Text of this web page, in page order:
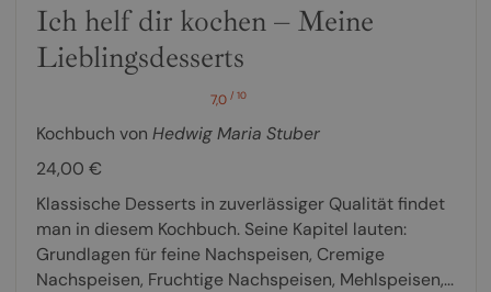
Ich helf dir kochen – Meine
Lieblingsdesserts
7,0/ 10
Kochbuch von Hedwig Maria Stuber
24,00 €
Klassische Desserts in zuverlässiger Qualität findet
man in diesem Kochbuch. Seine Kapitel lauten:
Grundlagen für feine Nachspeisen, Cremige
Nachspeisen, Fruchtige Nachspeisen, Mehlspeisen,...